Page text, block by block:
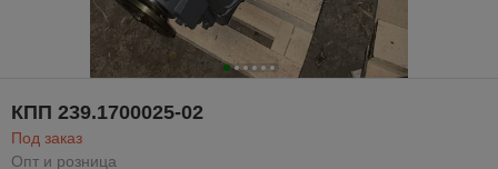
КПП 239.1700025-02
Под заказ
Опт и розница